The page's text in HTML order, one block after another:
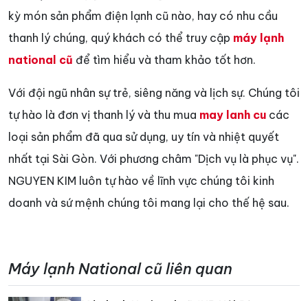
kỳ món sản phẩm điện lạnh cũ nào, hay có nhu cầu
thanh lý chúng, quý khách có thể truy cập máy lạnh
national cũ để tìm hiểu và tham khảo tốt hơn.
Với đội ngũ nhân sự trẻ, siêng năng và lịch sự. Chúng tôi
tự hào là đơn vị thanh lý và thu mua may lanh cu các
loại sản phẩm đã qua sử dụng, uy tín và nhiệt quyết
nhất tại Sài Gòn. Với phương châm "Dịch vụ là phục vụ".
NGUYEN KIM luôn tự hào về lĩnh vực chúng tôi kinh
doanh và sứ mệnh chúng tôi mang lại cho thế hệ sau.
Máy lạnh National cũ liên quan